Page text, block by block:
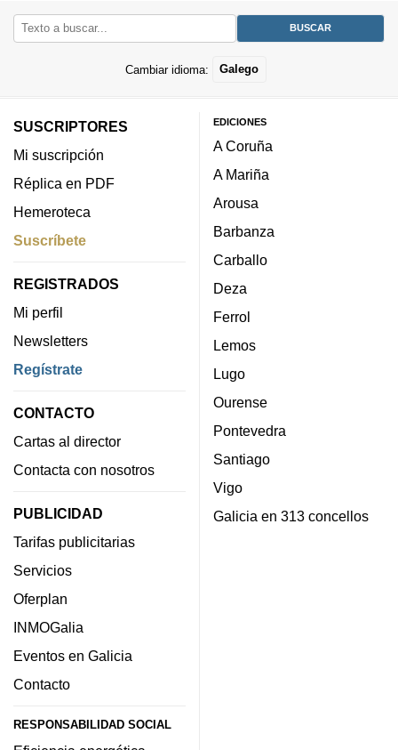
Cambiar idioma: Galego
SUSCRIPTORES
Mi suscripción
Réplica en PDF
Hemeroteca
Suscríbete
REGISTRADOS
Mi perfil
Newsletters
Regístrate
CONTACTO
Cartas al director
Contacta con nosotros
PUBLICIDAD
Tarifas publicitarias
Servicios
Oferplan
INMOGalia
Eventos en Galicia
Contacto
RESPONSABILIDAD SOCIAL
EDICIONES
A Coruña
A Mariña
Arousa
Barbanza
Carballo
Deza
Ferrol
Lemos
Lugo
Ourense
Pontevedra
Santiago
Vigo
Galicia en 313 concellos